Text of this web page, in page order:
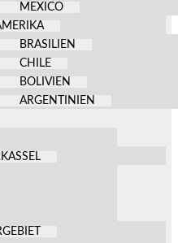
MEXICO
BRASILIEN
CHILE
BOLIVIEN
ARGENTINIEN